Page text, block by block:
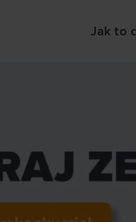
Jak to